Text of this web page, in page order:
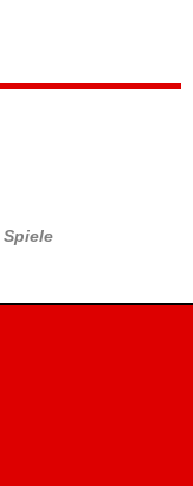
Spiele